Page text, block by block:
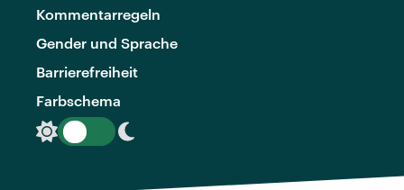
Kommentarregeln
Gender und Sprache
Barrierefreiheit
Farbschema